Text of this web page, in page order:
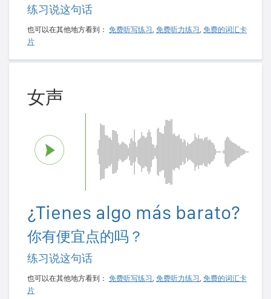
练习说这句话
也可以在其他地方看到： 免费听写练习, 免费听力练习, 免费的词汇卡
片
女声
¿Tienes algo más barato?
你有便宜点的吗？
练习说这句话
也可以在其他地方看到： 免费听写练习 , 免费听力练习 , 免费的词汇卡
片